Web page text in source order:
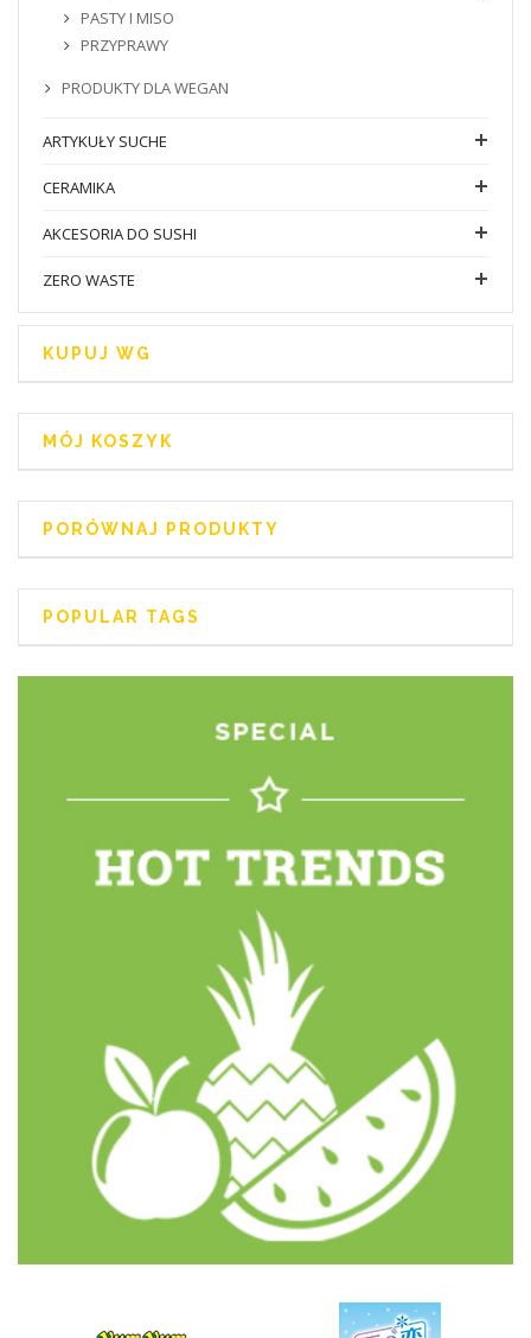
PASTY I MISO
PRZYPRAWY
PRODUKTY DLA WEGAN
ARTYKUŁY SUCHE
CERAMIKA
AKCESORIA DO SUSHI
ZERO WASTE
KUPUJ WG
MÓJ KOSZYK
PORÓWNAJ PRODUKTY
POPULAR TAGS